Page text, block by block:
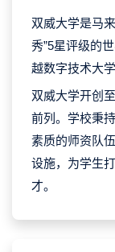
双威大学是马
秀”5星评级的
越数字技术大学
双威大学开创
前列。学校秉
素质的师资队
设施，为学生
才。